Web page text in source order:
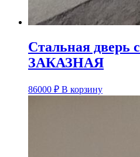
Стальная дверь
ЗАКАЗНАЯ
86000 ₽ В корзину